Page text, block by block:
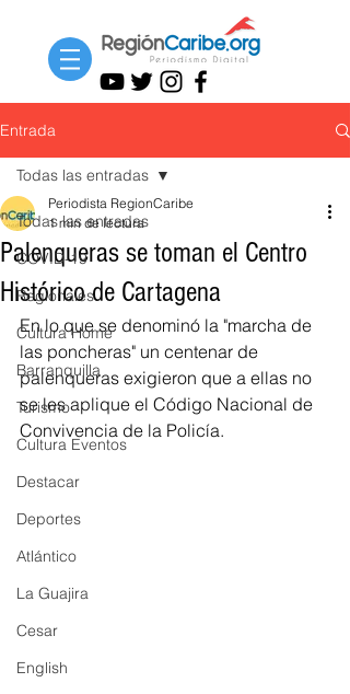
Entrada
Todas las entradas
COVID-19
Regionales
Cultura Home
Barranquilla
Turismo
Cultura Eventos
Destacar
Deportes
Atlántico
La Guajira
Cesar
English
Todas las entradas
Palenqueras se toman el Centro
Histórico de Cartagena
Periodista RegionCaribe
1 min de lectura
En lo que se denominó la "marcha de
las poncheras" un centenar de
palenqueras exigieron que a ellas no
se les aplique el Código Nacional de
Convivencia de la Policía.